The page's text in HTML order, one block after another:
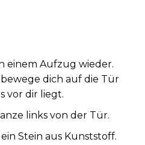
einem Aufzug wieder.
dich auf die Tür
vor dir liegt.
links von der Tür.
Stein aus Kunststoff.